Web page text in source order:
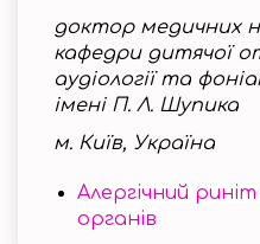
доктор медичних
кафедри дитячої
аудіології та
імені П. Л. Шупика
м. Київ, Україна
Алергічний
органів